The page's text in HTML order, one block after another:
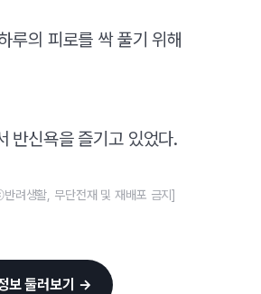
루의 피로를 싹 풀기 위해
반신욕을 즐기고 있었다.
려생활, 무단전재 및 재배포 금지]
보 둘러보기 →